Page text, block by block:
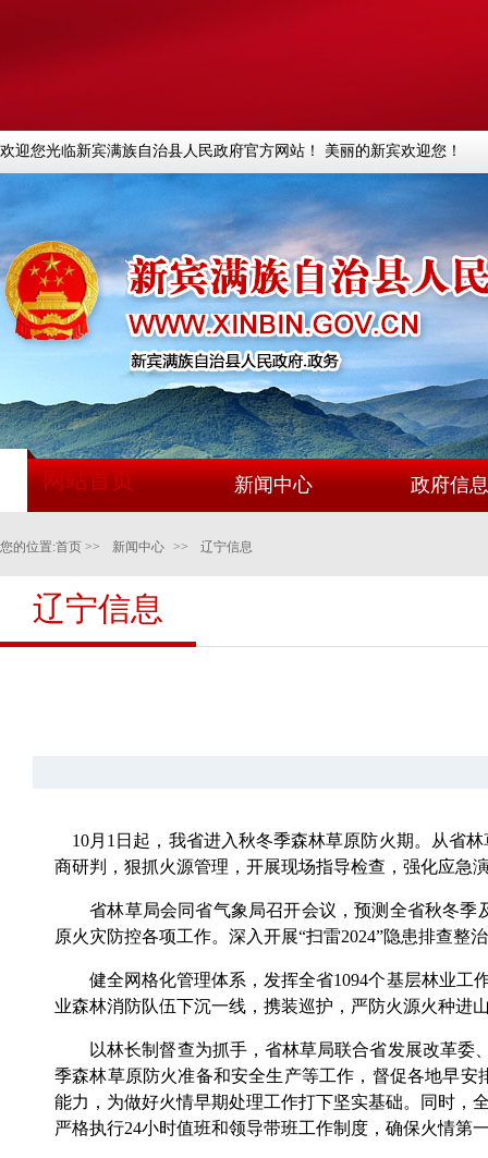
欢迎您光临新宾满族自治县人民政府官方网站！ 美丽的新宾欢迎您！
网站首页 新闻中心 政府信
您的位置:首页 >> 新闻中心 >> 辽宁信息
辽宁信息
10月1日起，我省进入秋冬季森林草原防火期。从省
商研判，狠抓火源管理，开展现场指导检查，强化应急
省林草局会同省气象局召开会议，预测全省秋冬季
原火灾防控各项工作。深入开展“扫雷2024”隐患排查
健全网格化管理体系，发挥全省1094个基层林业工作
业森林消防队伍下沉一线，携装巡护，严防火源火种进
以林长制督查为抓手，省林草局联合省发展改革委、
季森林草原防火准备和安全生产等工作，督促各地早
能力，为做好火情早期处理工作打下坚实基础。同时，
严格执行24小时值班和领导带班工作制度，确保火情第